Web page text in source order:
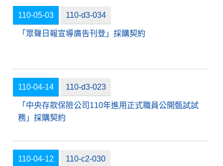
110-05-03
「眾聲日報宣導廣告刊登」採購契約
110-d3-034
110-04-14
「中央存款保險公司110年進用正式職員公開甄試試
務」採購契約
110-d3-023
110-04-12 110-c2-030